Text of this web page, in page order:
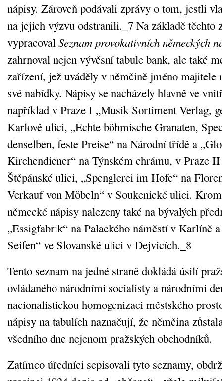
nápisy. Zároveň podávali zprávy o tom, jestli
na jejich výzvu odstranili._7 Na základě těchto
vypracoval Seznam provokativních německých
zahrnoval nejen vývěsní tabule bank, ale také
zařízení, jež uváděly v němčině jméno majitele
své nabídky. Nápisy se nacházely hlavně ve
například v Praze I „Musik Sortiment Verlag,
Karlově ulici, „Echte böhmische Granaten,
denselben, feste Preise“ na Národní třídě a
Kirchendiener“ na Týnském chrámu, v Praze
Štěpánské ulici, „Spenglerei im Hofe“ na
Verkauf von Möbeln“ v Soukenické ulici.
německé nápisy nalezeny také na bývalých
„Essigfabrik“ na Palackého náměstí v Karlíně
Seifen“ ve Slovanské ulici v Dejvicích._8
Tento seznam na jedné straně dokládá úsilí
ovládaného národními socialisty a národními
nacionalistickou homogenizaci městského
nápisy na tabulích naznačují, že němčina
všedního dne nejenom pražských obchodníků.
Zatímco úředníci sepisovali tyto seznamy,